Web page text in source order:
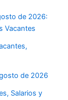
de 2026:
Vacantes
de 2026
Salarios y